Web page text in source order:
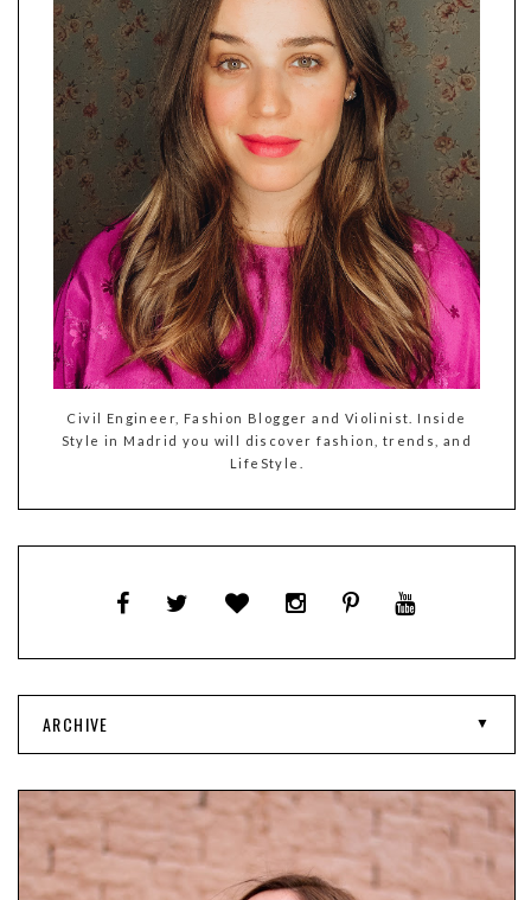
Civil Engineer, Fashion Blogger and Violinist. Inside
Style in Madrid you will discover fashion, trends, and
LifeStyle.
ARCHIVE